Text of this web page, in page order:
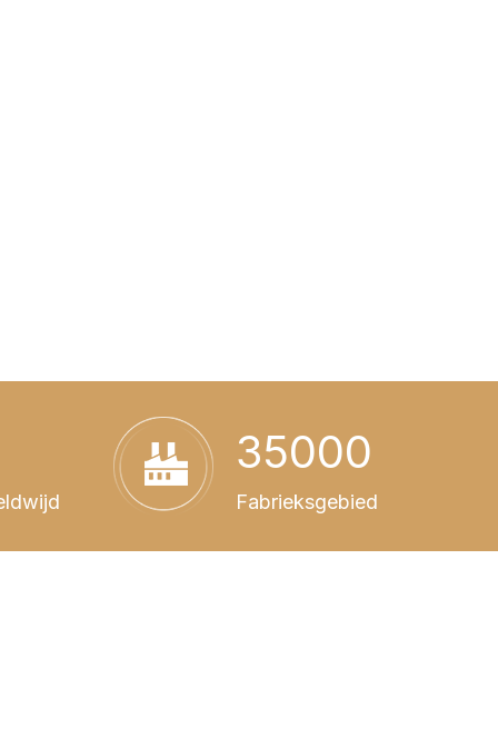
35000
Fabrieksgebied